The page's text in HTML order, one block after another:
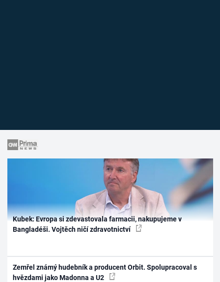
Kubek: Evropa si zdevastovala farmacii, nakupujeme v
Bangladéši. Vojtěch ničí zdravotnictví
Zemřel známý hudebník a producent Orbit. Spolupracoval s
hvězdami jako Madonna a U2